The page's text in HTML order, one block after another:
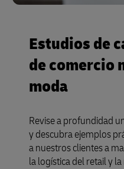
Estudios de
de comercio
moda
Revise a profundidad
y descubra ejemplos
a nuestros clientes a
la logística del retail y